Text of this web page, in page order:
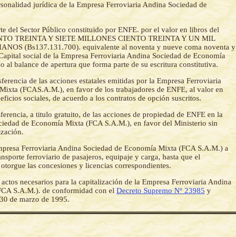
jurídica de la Empresa Ferroviaria Andina Sociedad de
del Sector Público constituido por ENFE. por el valor en libros del
TREINTA Y SIETE MILLONES CIENTO TREINTA Y UN MIL
(Bs137.131.700). equivalente al noventa y nueve coma noventa y
social de la Empresa Ferroviaria Andina Sociedad de Economía
al balance de apertura que forma parte de su escritura constitutiva.
de las acciones estatales emitidas por la Empresa Ferroviaria
(FCAS.A.M.), en favor de los trabajadores de ENFE, al valor en
sociales, de acuerdo a los contratos de opción suscritos.
a titulo gratuito, de las acciones de propiedad de ENFE en la
de Economía Mixta (FCA S.A.M.), en favor del Ministerio sin
Ferroviaria Andina Sociedad de Economía Mixta (FCA S.A.M.) a
ferroviario de pasajeros, equipaje y carga, hasta que el
las concesiones y licencias correspondientes.
necesarios para la capitalización de la Empresa Ferroviaria Andina
S.A.M.). de conformidad con el Decreto Supremo Nº 23985 y
de marzo de 1995.